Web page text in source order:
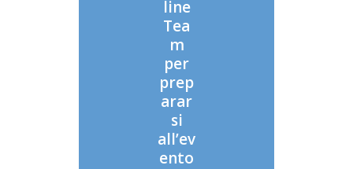
line
Tea
m
per
prep
arar
si
all’ev
ento